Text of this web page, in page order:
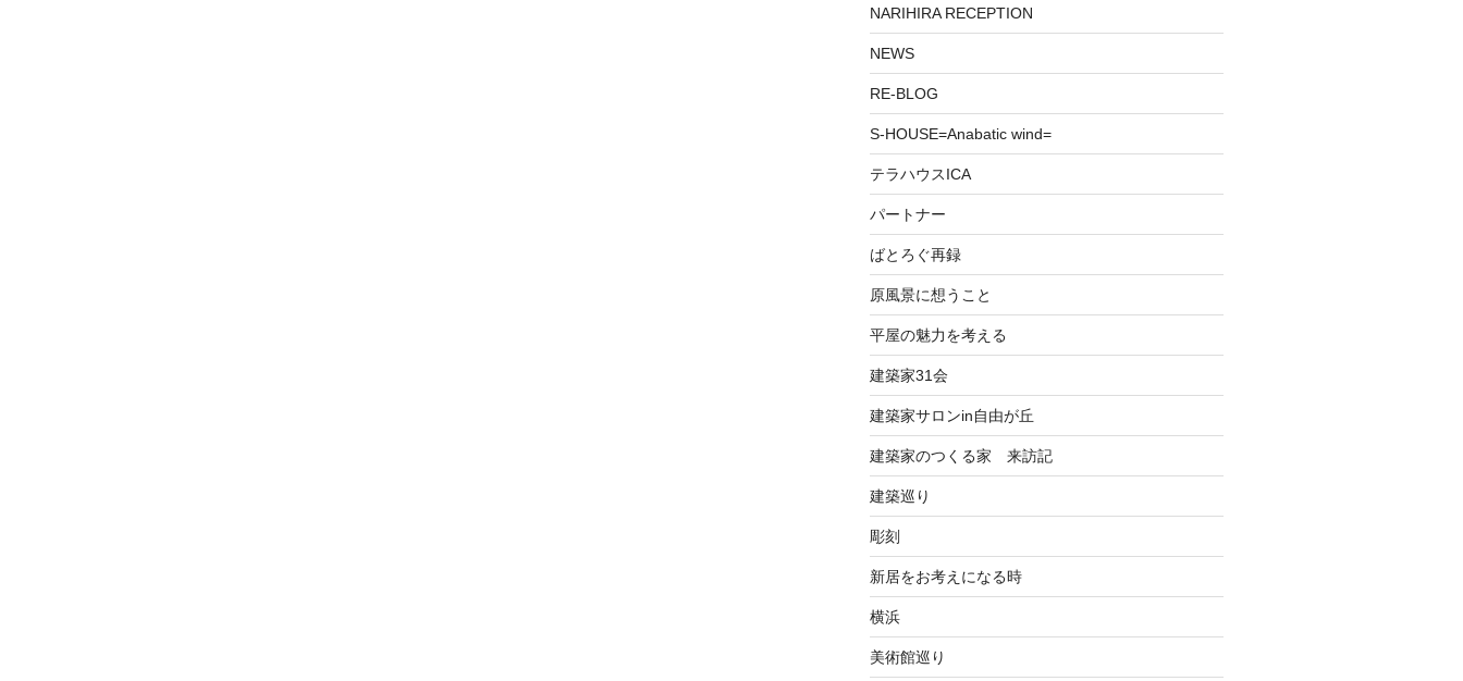
NARIHIRA RECEPTION
NEWS
RE-BLOG
S-HOUSE=Anabatic wind=
テラハウスICA
パートナー
ばとろぐ再録
原風景に想うこと
平屋の魅力を考える
建築家31会
建築家サロンin自由が丘
建築家のつくる家 来訪記
建築巡り
彫刻
新居をお考えになる時
横浜
美術館巡り